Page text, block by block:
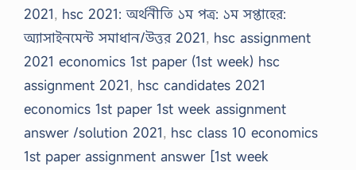
2021, hsc 2021: অর্থনীতি ১ম পত্র: ১ম সপ্তাহের:
অ্যাসাইনমেন্ট সমাধান/উত্তর 2021, hsc assignment
2021 economics 1st paper (1st week) hsc
assignment 2021, hsc candidates 2021
economics 1st paper 1st week assignment
answer /solution 2021, hsc class 10 economics
1st paper assignment answer [1st week